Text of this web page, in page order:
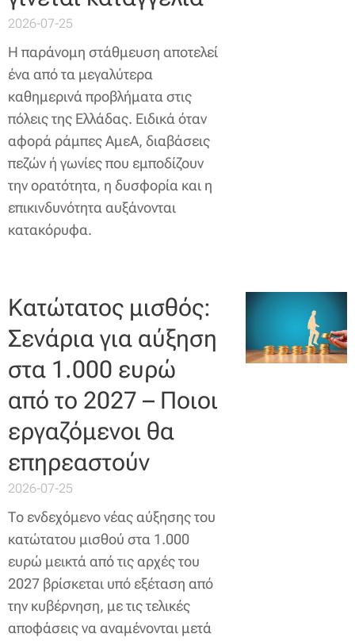
2026-07-25
Η παράνομη στάθμευση αποτελεί
ένα από τα μεγαλύτερα
καθημερινά προβλήματα στις
πόλεις της Ελλάδας. Ειδικά όταν
αφορά ράμπες ΑμεΑ, διαβάσεις
πεζών ή γωνίες που εμποδίζουν
την ορατότητα, η δυσφορία και η
επικινδυνότητα αυξάνονται
κατακόρυφα.
Κατώτατος μισθός:
Σενάρια για αύξηση
στα 1.000 ευρώ
από το 2027 – Ποιοι
εργαζόμενοι θα
επηρεαστούν
2026-07-25
Το ενδεχόμενο νέας αύξησης του
κατώτατου μισθού στα 1.000
ευρώ μεικτά από τις αρχές του
2027 βρίσκεται υπό εξέταση από
την κυβέρνηση, με τις τελικές
αποφάσεις να αναμένονται μετά